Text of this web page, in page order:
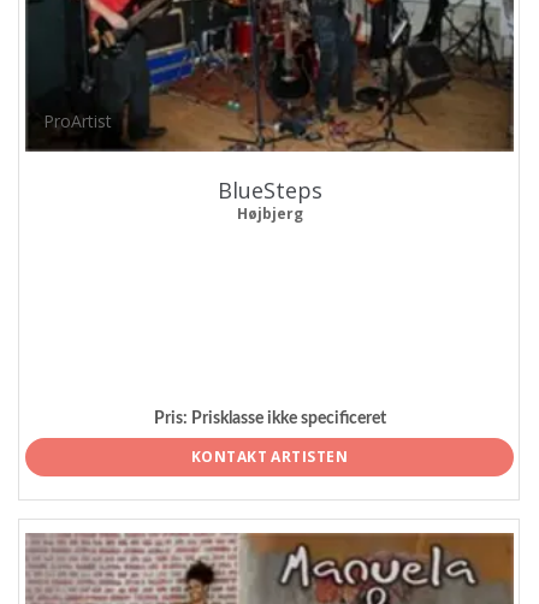
ProArtist
BlueSteps
Højbjerg
Pris: Prisklasse ikke specificeret
KONTAKT ARTISTEN